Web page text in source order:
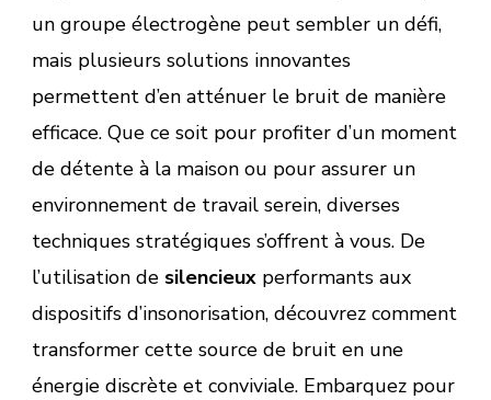
un groupe électrogène peut sembler un défi,
mais plusieurs solutions innovantes
permettent d’en atténuer le bruit de manière
efficace. Que ce soit pour profiter d’un moment
de détente à la maison ou pour assurer un
environnement de travail serein, diverses
techniques stratégiques s’offrent à vous. De
l’utilisation de silencieux performants aux
dispositifs d’insonorisation, découvrez comment
transformer cette source de bruit en une
énergie discrète et conviviale. Embarquez pour